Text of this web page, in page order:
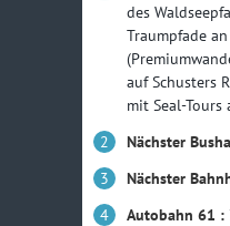
des
Traumpfade
auf Schusters
mit Seal-Tours
Nächster
Nächster
Autobahn 61 :